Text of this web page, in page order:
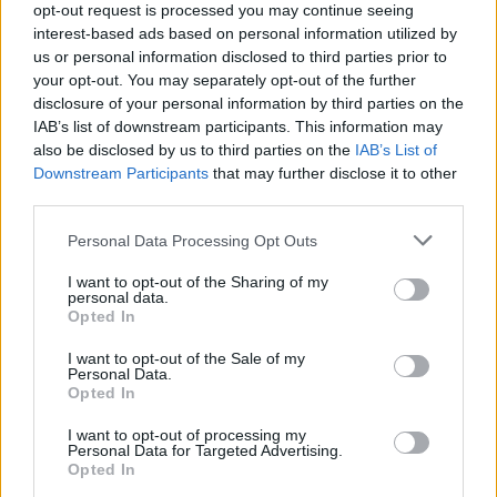
opt-out request is processed you may continue seeing
interest-based ads based on personal information utilized by
us or personal information disclosed to third parties prior to
your opt-out. You may separately opt-out of the further
disclosure of your personal information by third parties on the
IAB’s list of downstream participants. This information may
also be disclosed by us to third parties on the IAB’s List of
Downstream Participants that may further disclose it to other
Personal Data Processing Opt Outs
I want to opt-out of the Sharing of my
personal data.
Opted In
I want to opt-out of the Sale of my
Personal Data.
Opted In
I want to opt-out of processing my
Personal Data for Targeted Advertising.
Opted In
BANKMONITOR
Otthon Start: visszaszáll a kamatversenybe az
UniCredit Bank
Augusztus 10-tól 2,89 százalékos kamat mellett kínálja az
Otthon Start hitelt az UniCredit Bank, ez jelentős
megtakarítást jelenthet a standard évi 3 százalékos
legtöbb helyen még mindig nem ültetnek eleget
A városi hőségnek évente 350 ezren esnek áldozatául. Két
friss kutatás egybehangzó eredménye szerint a fakorona
KONYHAKONTROLLING
Csúcsidőben drágább áram?
felháborítóan hangzanak, de jobban megnézve
összességében jobb kimenethez vezetnek. Az igaz, hogy